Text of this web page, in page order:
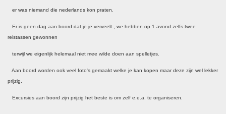
er was niemand die nederlands kon praten.
Er is geen dag aan boord dat je je verveelt , we hebben op 1 avond zelfs twee
reistassen gewonnen
terwijl we eigenlijk helemaal niet mee wilde doen aan spelletjes.
Aan boord worden ook veel foto's gemaakt welke je kan kopen maar deze zijn wel lekker
prijzig.
Excursies aan boord zijn prijzig het beste is om zelf e.e.a. te organiseren.